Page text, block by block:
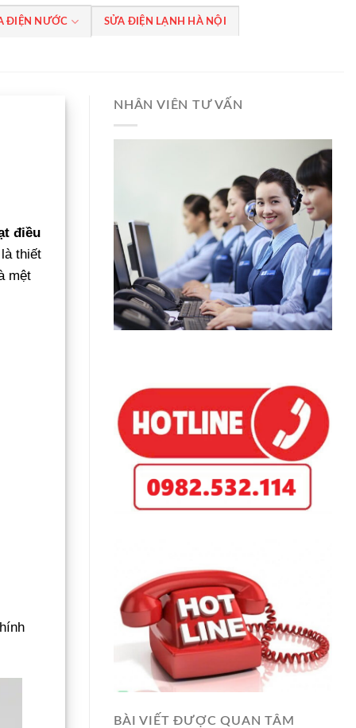
ĐIỆN NƯỚC SỬA ĐIỆN LẠNH HÀ NỘI
điều
thiết
mệt
NHÂN VIÊN TƯ VẤN
BÀI VIẾT ĐƯỢC QUAN TÂM